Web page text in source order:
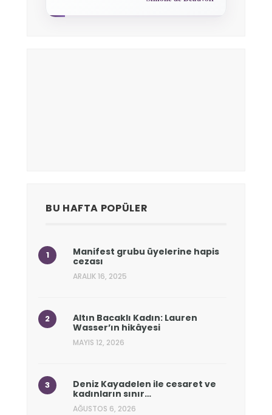
BU HAFTA POPÜLER
Manifest grubu üyelerine hapis
cezası
ARALIK 16, 2025
Altın Bacaklı Kadın: Lauren
Wasser’ın hikâyesi
MAYIS 12, 2026
Deniz Kayadelen ile cesaret ve
kadınların sınır…
AĞUSTOS 6, 2026